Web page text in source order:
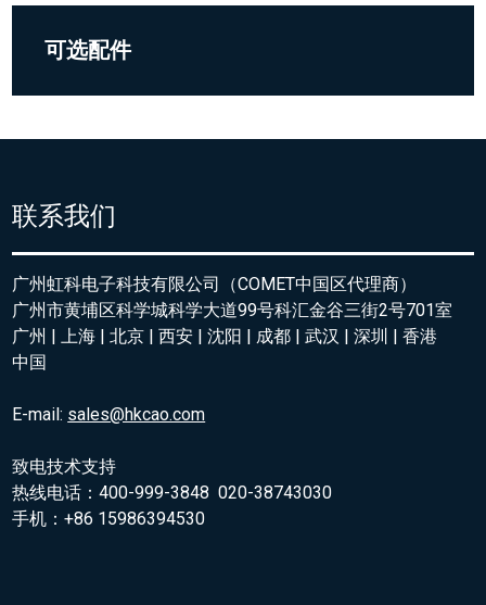
可选配件
联系我们
广州虹科电子科技有限公司（COMET中国区代理商）
广州市黄埔区科学城科学大道99号科汇金谷三街2号701室
广州 | 上海 | 北京 | 西安 | 沈阳 | 成都 | 武汉 | 深圳 | 香港
中国
E-mail: sales@hkcao.com
致电技术支持
热线电话：400-999-3848 020-38743030
手机：+86 15986394530